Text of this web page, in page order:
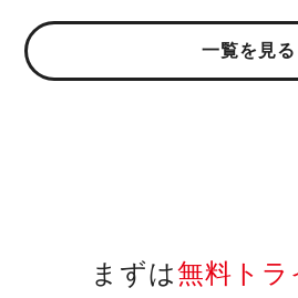
一覧を見る
まずは無料トラ